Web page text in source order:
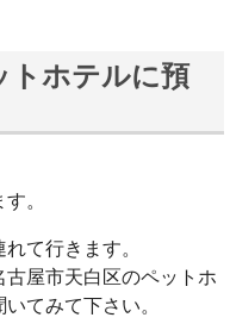
トホテルに預
。
て行きます。
屋市天白区のペットホ
てみて下さい。